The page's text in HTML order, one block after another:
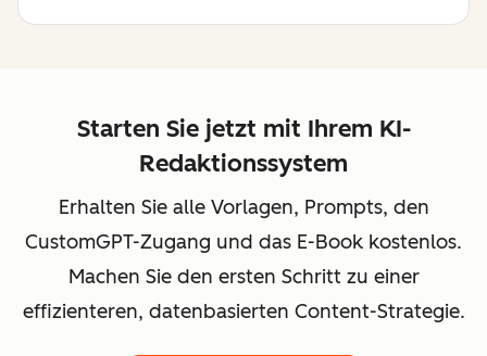
Starten Sie jetzt mit Ihrem KI-
Redaktionssystem
Erhalten Sie alle Vorlagen, Prompts, den
CustomGPT-Zugang und das E-Book kostenlos.
Machen Sie den ersten Schritt zu einer
effizienteren, datenbasierten Content-Strategie.